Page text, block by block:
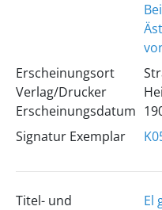
Erscheinungsort
Verlag/Drucker
Erscheinungsdatum
Signatur Exemplar
Titel- und
El